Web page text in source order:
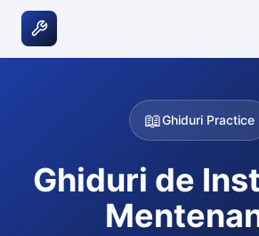
📖Ghiduri Practice
Ghiduri de